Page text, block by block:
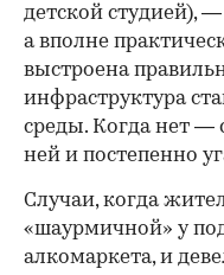
детской студией), —
а вполне
выстроена
инфраструктура
среды. Когда нет —
ней и постепенно
Случаи, когда
«шаурмичной» у
алкомаркета, и